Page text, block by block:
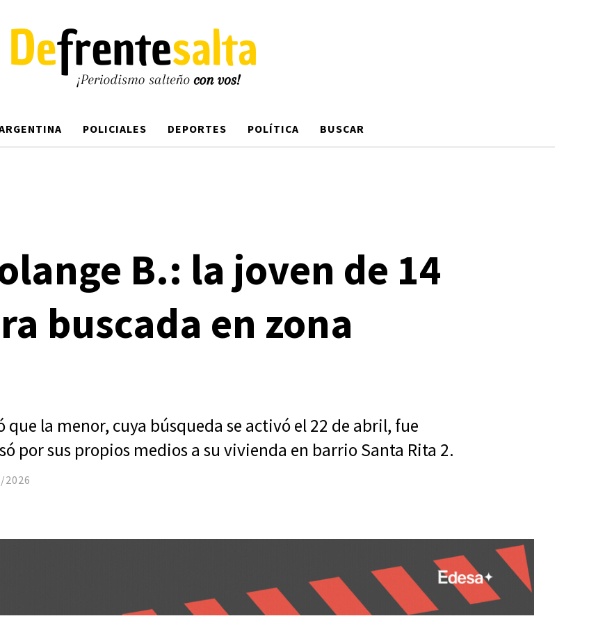
POLICIALES DEPORTES POLÍTICA BUSCAR
B.: la joven de 14
buscada en zona
que la menor, cuya búsqueda se activó el 22 de abril, fue
por sus propios medios a su vivienda en barrio Santa Rita 2.
2026